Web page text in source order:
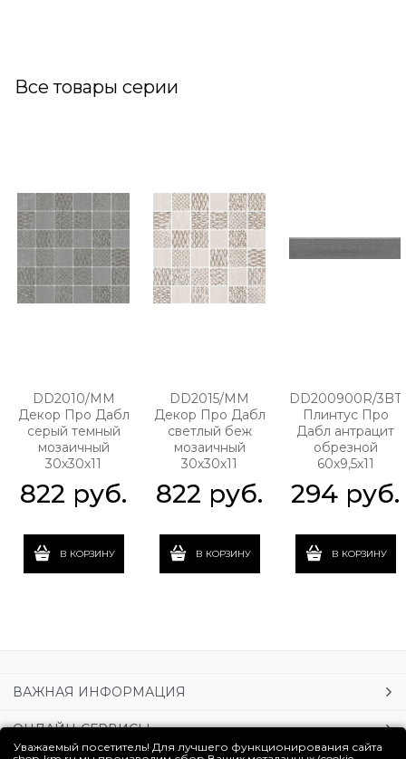
Все товары серии
DD2010/MM
Декор Про Дабл
серый темный
мозаичный
30х30х11
822 руб.
В КОРЗИНУ
DD2015/MM
Декор Про Дабл
светлый беж
мозаичный
30х30х11
822 руб.
В КОРЗИНУ
DD200900R/3BT
Плинтус Про
Дабл антрацит
обрезной
60х9,5х11
294 руб.
В КОРЗИНУ
ВАЖНАЯ ИНФОРМАЦИЯ
ОНЛАЙН-СЕРВИСЫ
Уважаемый посетитель! Для лучшего функционирования сайта